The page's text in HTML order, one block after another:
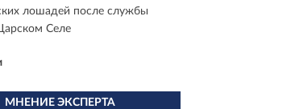
лошадей после службы
Селе
МНЕНИЕ ЭКСПЕРТА